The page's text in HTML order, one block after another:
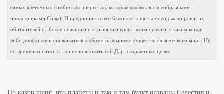
самых клеточных симбиотов-энергетов, которые являются своеобразными
проводниками Силы). И предпринято это было для защиты молодых миров и их
обитаптелей от более опасного и страшного врага всего сущего, с каким когда-
либо доводилось сталкиваться любому разумному существу физического мира. Но
со временем ситхи стали использовать сей Дар в корыстных целях.
Но каков шанс, что планеты и там и там будут названы Селестия и